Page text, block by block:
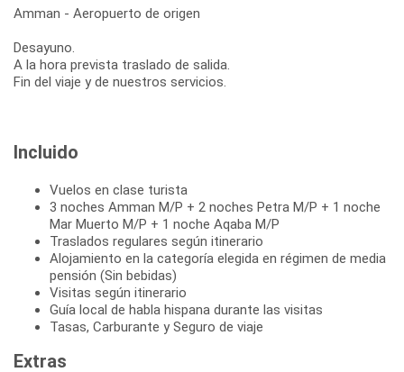
Amman - Aeropuerto de origen
Desayuno.
A la hora prevista traslado de salida.
Fin del viaje y de nuestros servicios.
Incluido
Vuelos en clase turista
3 noches Amman M/P + 2 noches Petra M/P + 1 noche
Mar Muerto M/P + 1 noche Aqaba M/P
Traslados regulares según itinerario
Alojamiento en la categoría elegida en régimen de media
pensión (Sin bebidas)
Visitas según itinerario
Guía local de habla hispana durante las visitas
Tasas, Carburante y Seguro de viaje
Extras